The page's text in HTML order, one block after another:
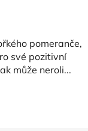
pomeranče,
své pozitivní
může neroli...